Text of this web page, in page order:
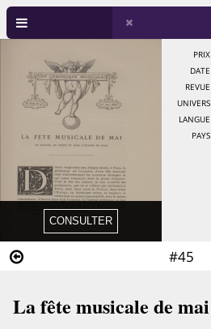
#45
PRIX
DATE
REVUE
UNIVERS
LANGUE
PAYS
La fête musicale de mai